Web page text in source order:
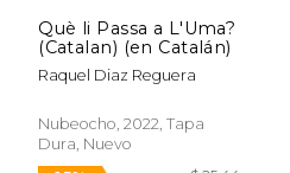
Què li Passa a L'Uma?
(Catalan) (en Catalán)
Raquel Diaz Reguera
Nubeocho, 2022, Tapa
Dura, Nuevo